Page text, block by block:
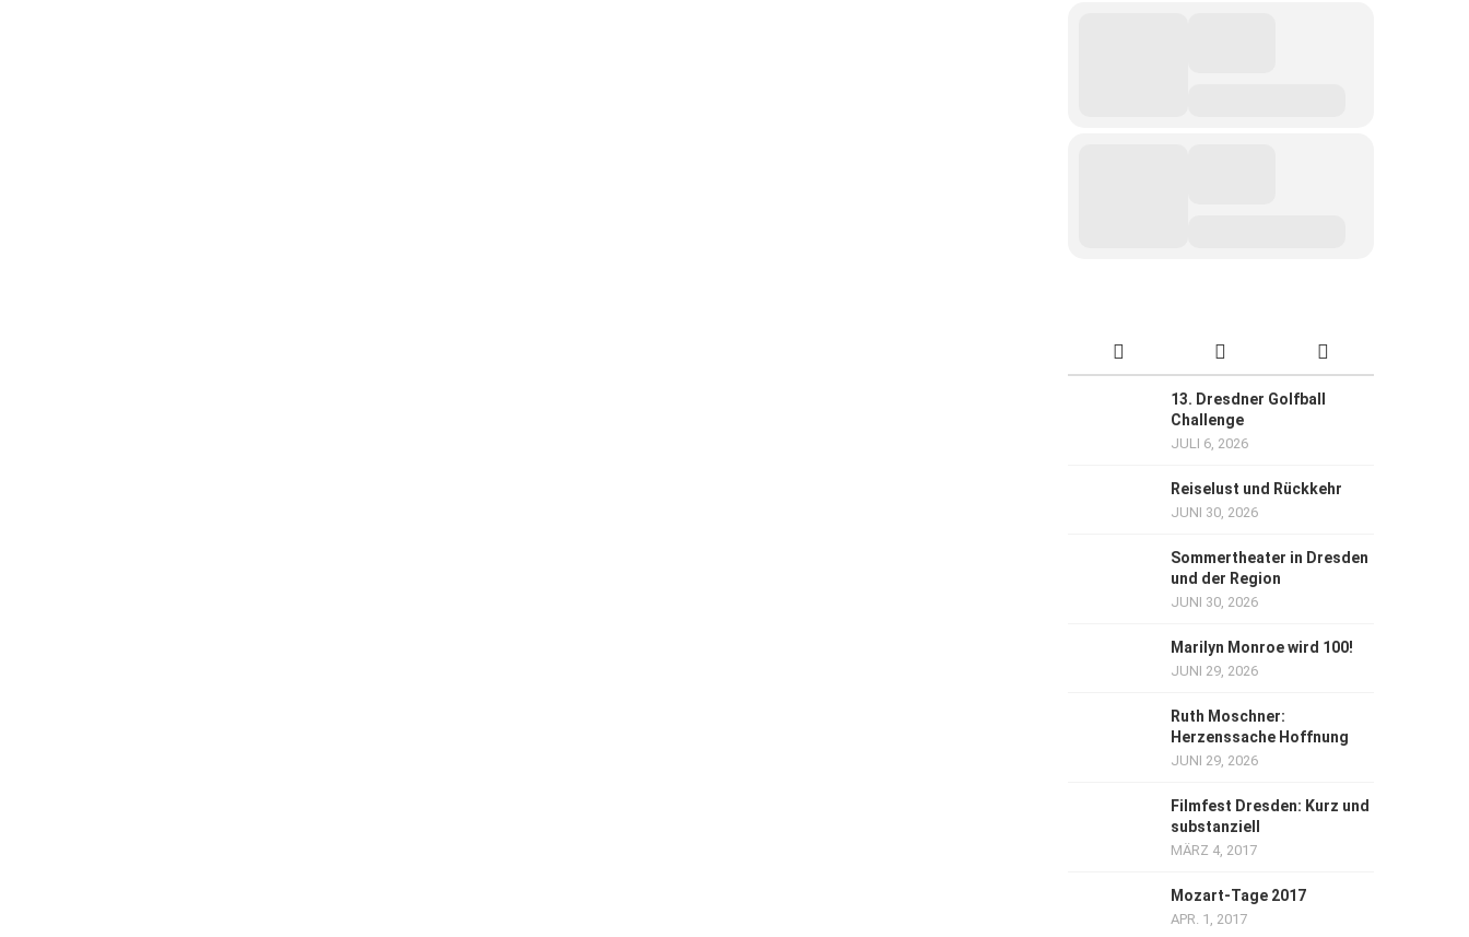
13. Dresdner Golfball
Challenge
JULI 6, 2026
Reiselust und Rückkehr
JUNI 30, 2026
Sommertheater in Dresden
und der Region
JUNI 30, 2026
Marilyn Monroe wird 100!
JUNI 29, 2026
Ruth Moschner:
Herzenssache Hoffnung
JUNI 29, 2026
Filmfest Dresden: Kurz und
substanziell
MÄRZ 4, 2017
Mozart-Tage 2017
APR. 1, 2017